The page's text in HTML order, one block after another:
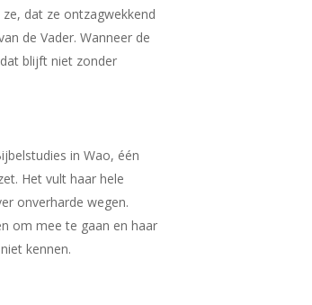
dat ze ontzagwekkend
de Vader. Wanneer de
dat blijft niet zonder
in Wao, één
Het vult haar hele
onverharde wegen.
om mee te gaan en haar
kennen.